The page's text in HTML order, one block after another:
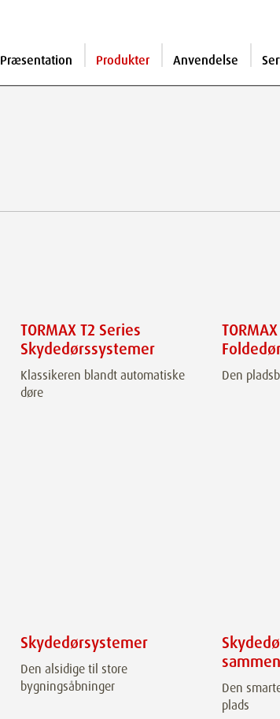
Præsentation Produkter Anvendelse
TORMAX T2 Series
Skydedørssystemer
Klassikeren blandt automatiske
døre
Den
Skydedørsystemer
Den alsidige til store
bygningsåbninger
Den
plads